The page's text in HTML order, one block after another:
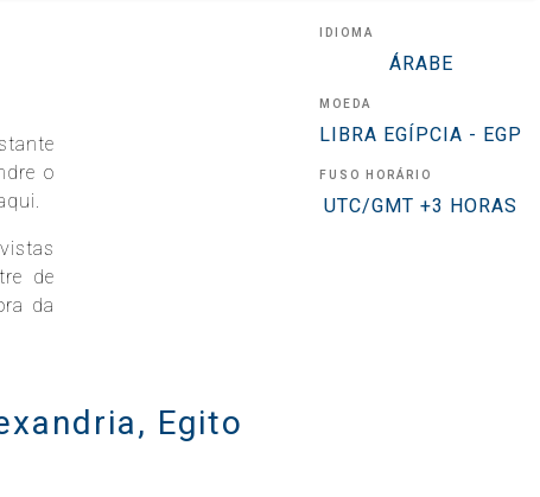
o
de
da
IDIOMA
ÁRABE
MOEDA
LIBRA EGÍPCIA - EGP
FUSO HORÁRIO
UTC/GMT +3 HORAS
Egito